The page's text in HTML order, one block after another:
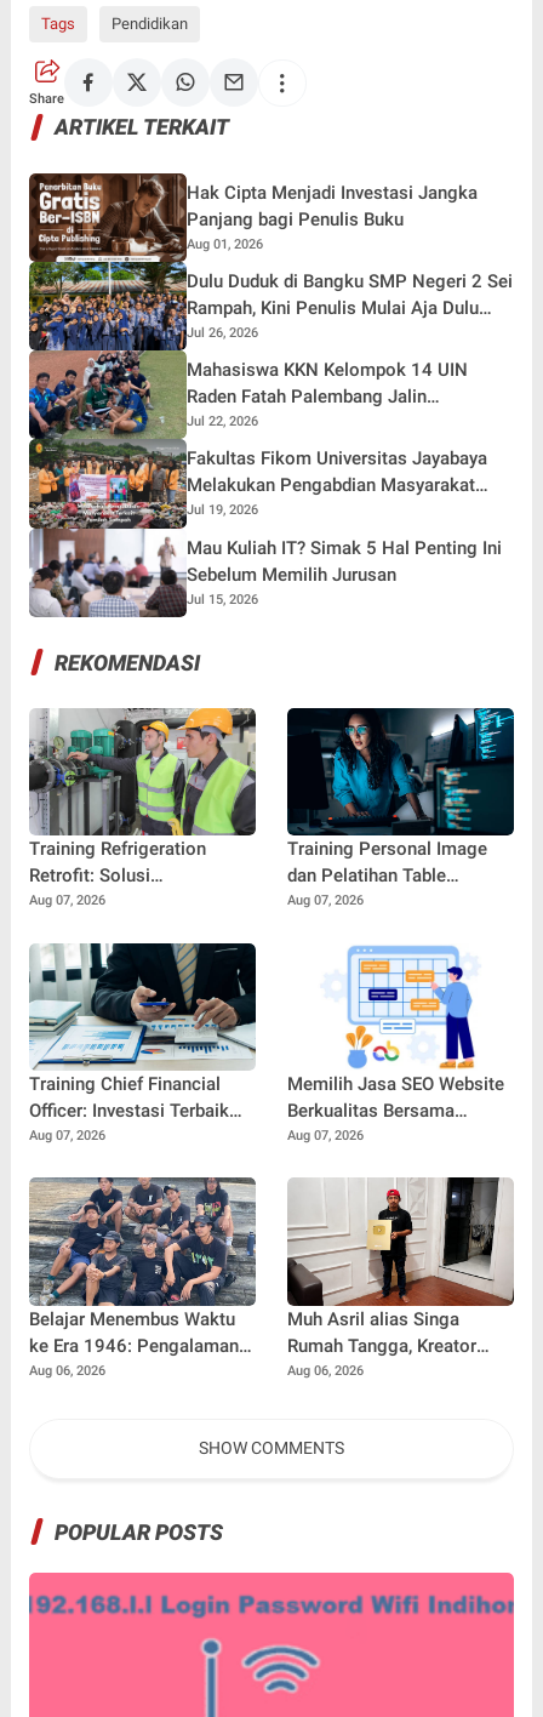
Tags Pendidikan
Share
ARTIKEL TERKAIT
Hak Cipta Menjadi Investasi Jangka
Panjang bagi Penulis Buku
Aug 01, 2026
Dulu Duduk di Bangku SMP Negeri 2 Sei
Rampah, Kini Penulis Mulai Aja Dulu
Ilham Febryan Kembali sebagai
Pemateri untuk Menginspirasi Generasi
Muda
Jul 26, 2026
Mahasiswa KKN Kelompok 14 UIN
Raden Fatah Palembang Jalin
Kebersamaan Bersama Warga Gunung
Kemala Lewat Sparing Sepak Bola
Jul 22, 2026
Fakultas Fikom Universitas Jayabaya
Melakukan Pengabdian Masyarakat
Terkait Pemilah Sampah
Jul 19, 2026
Mau Kuliah IT? Simak 5 Hal Penting Ini
Sebelum Memilih Jurusan
Jul 15, 2026
REKOMENDASI
Training Refrigeration
Retrofit: Solusi
Meningkatkan Efisiensi dan
Pendingin Modern
Aug 07, 2026
Training Personal Image
dan Pelatihan Table
Manners: Kunci
Profesionalisme dan
Kepercayaan Diri di Dunia
Aug 07, 2026
Training Chief Financial
Officer: Investasi Terbaik
untuk Mencetak Pemimpin
Aug 07, 2026
Memilih Jasa SEO Website
Berkualitas Bersama
SEOBITT untuk
Aug 07, 2026
Belajar Menembus Waktu
ke Era 1946: Pengalaman
Magang Radityo Kusuma
Aug 06, 2026
Muh Asril alias Singa
Rumah Tangga, Kreator
Kocak yang Jago Bikin
Aug 06, 2026
SHOW COMMENTS
POPULAR POSTS